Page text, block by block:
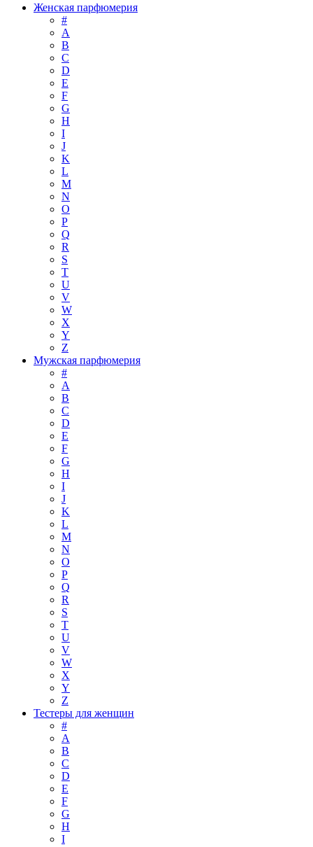
Женская парфюмерия
#
А
B
C
D
E
F
G
H
I
J
K
L
M
N
O
P
Q
R
S
T
U
V
W
X
Y
Z
Мужская парфюмерия
#
A
B
C
D
E
F
G
H
I
J
K
L
M
N
O
P
Q
R
S
T
U
V
W
X
Y
Z
Тестеры для женщин
#
A
B
C
D
E
F
G
H
I